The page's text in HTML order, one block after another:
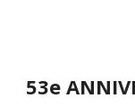
53e